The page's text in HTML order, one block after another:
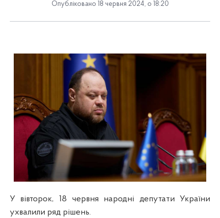
Опубліковано 18 червня 2024, о 18:20
У вівторок, 18 червня народні депутати України
ухвалили ряд рішень.